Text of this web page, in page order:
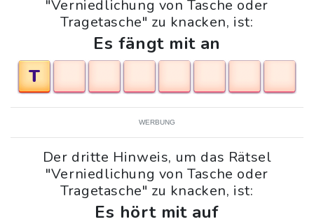
"Verniedlichung von Tasche oder
Tragetasche" zu knacken, ist:
Es fängt mit an
T
WERBUNG
Der dritte Hinweis, um das Rätsel
"Verniedlichung von Tasche oder
Tragetasche" zu knacken, ist:
Es hört mit auf